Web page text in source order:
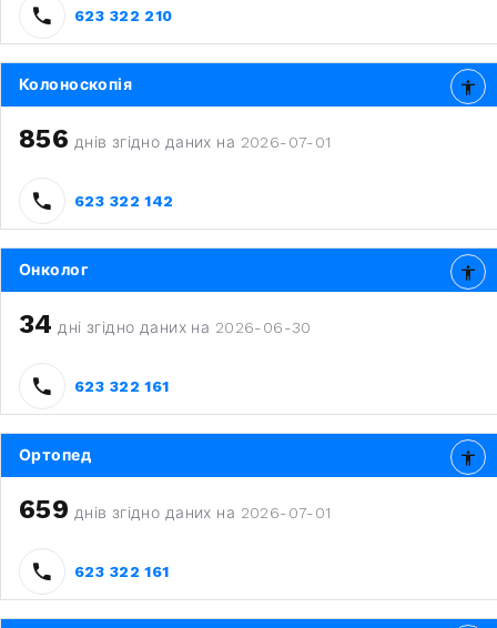
623 322 210
Колоноскопія
856 днів згідно даних на 2026-07-01
623 322 142
Онколог
34 дні згідно даних на 2026-06-30
623 322 161
Ортопед
659 днів згідно даних на 2026-07-01
623 322 161